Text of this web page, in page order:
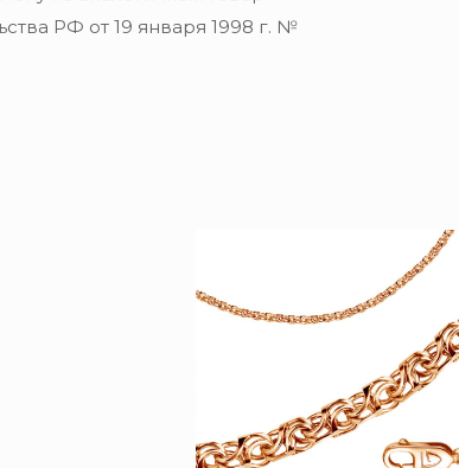
РФ от 19 января 1998 г. №